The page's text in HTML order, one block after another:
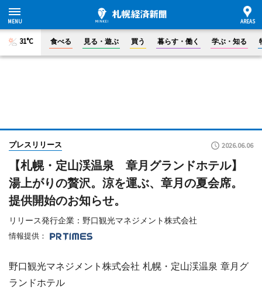
31°C 食べる 見る・遊ぶ 買う 暮らす・働く 学ぶ・知る
プレスリリース 2026.06.06
【札幌・定山渓温泉 章月グランドホテル】
湯上がりの贅沢。涼を運ぶ、章月の夏会席。
提供開始のお知らせ。
リリース発行企業：野口観光マネジメント株式会社
情報提供：
野口観光マネジメント株式会社 札幌・定山渓温泉 章月グ
ランドホテル